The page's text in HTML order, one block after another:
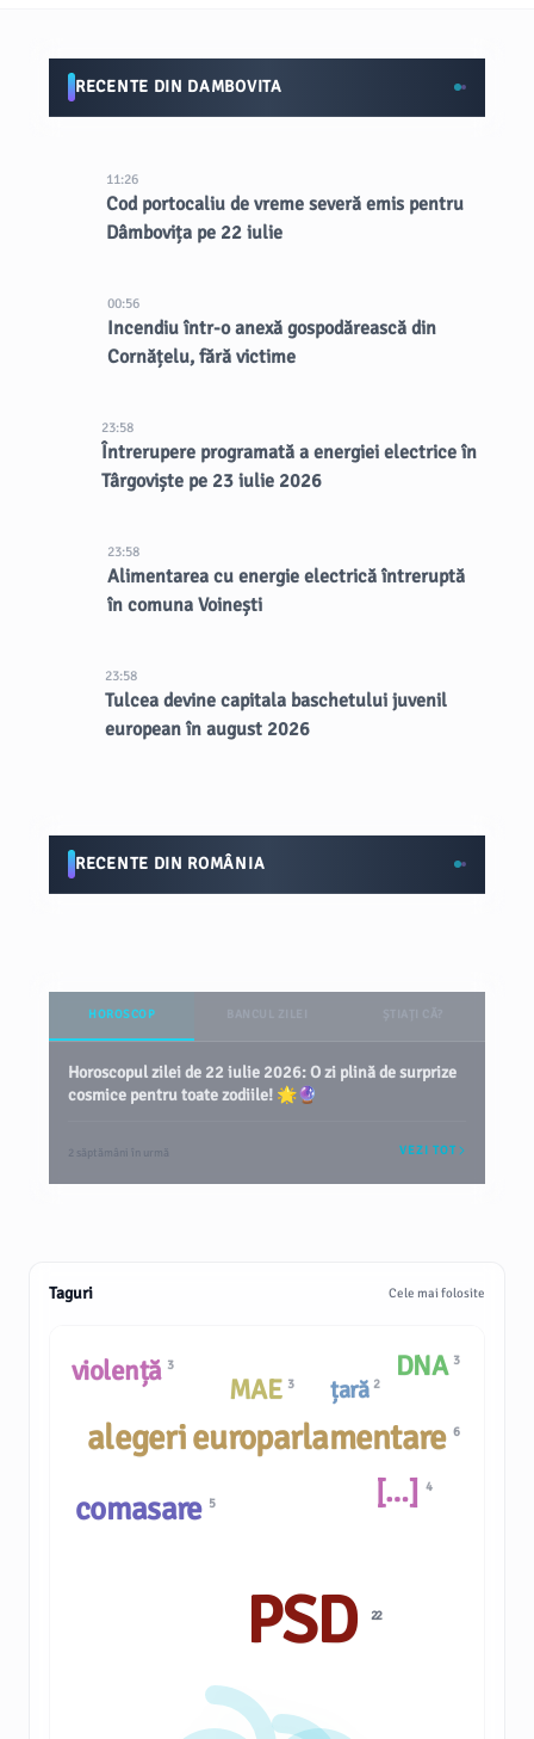
RECENTE DIN DAMBOVITA
11:26
Cod portocaliu de vreme severă emis pentru
Dâmbovița pe 22 iulie
00:56
Incendiu într-o anexă gospodărească din
Cornățelu, fără victime
23:58
Întrerupere programată a energiei electrice în
Târgoviște pe 23 iulie 2026
23:58
Alimentarea cu energie electrică întreruptă
în comuna Voinești
23:58
Tulcea devine capitala baschetului juvenil
european în august 2026
RECENTE DIN ROMÂNIA
HOROSCOP
Horoscopul zilei de 22 iulie 2026: O zi plină de surprize
cosmice pentru toate zodiile! 🌟🔮
2 săptămâni în urmă VEZI TOT
Taguri Cele mai folosite
MAE 3
violență 3
țară 2
PSD 22
comasare 5 […] 4
DNA 3
alegeri europarlamentare 6